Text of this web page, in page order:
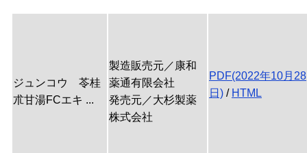
ジュンコウ 苓桂
朮甘湯FCエキ ...
製造販売元／康和
薬通有限会社
発売元／大杉製薬
株式会社
PDF(2022年10月28
日) / HTML